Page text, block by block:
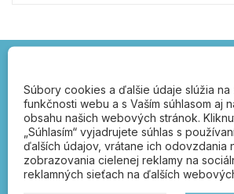
Kľučka.sk –
správnou
dverové kľučky, poštové
zámky, čísla popisné,
petlice
Súbory cookies a ďalšie údaje slúžia
funkčnosti webu a s Vaším súhlasom aj
obsahu našich webových stránok.
„Súhlasím“ vyjadrujete súhlas s
ďalších údajov, vrátane ich odovzdania
zobrazovania cielenej reklamy na
reklamných sieťach na ďalších